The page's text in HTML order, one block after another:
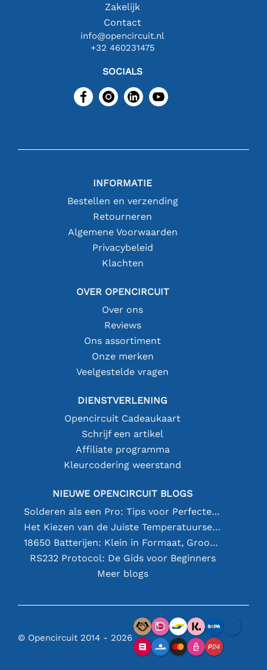
Zakelijk
Contact
info@opencircuit.nl
+32 460231475
SOCIALS
INFORMATIE
Bestellen en verzending
Retourneren
Algemene Voorwaarden
Privacybeleid
Klachten
OVER OPENCIRCUIT
Over ons
Reviews
Ons assortiment
Onze merken
Veelgestelde vragen
DIENSTVERLENING
Opencircuit Cadeaukaart
Schrijf een artikel
Affiliate programma
Kleurcodering weerstand
NIEUWE OPENCIRCUIT BLOGS
Solderen als een Pro: Tips voor Perfecte Elektronische Verbindingen
Het Kiezen van de Juiste Temperatuursensor [youtube]
18650 Batterijen: Klein in Formaat, Groot in Prestatie
RS232 Protocol: De Gids voor Beginners
Meer blogs
© Opencircuit 2014 - 2026